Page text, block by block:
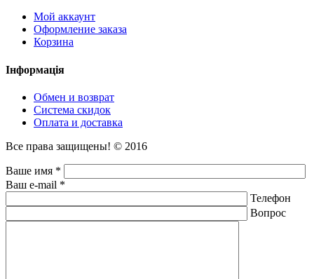
Мой аккаунт
Оформление заказа
Корзина
Інформація
Обмен и возврат
Система скидок
Оплата и доставка
Все права защищены! © 2016
Ваше имя *
Ваш e-mail *
Телефон
Вопрос